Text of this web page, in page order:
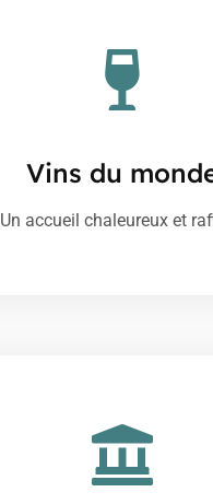
Vins du
Un accueil chaleureux et